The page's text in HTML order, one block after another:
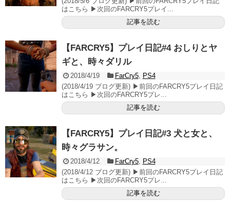
はこちら ▶次回のFARCRY5プレイ...
記事を読む
【FARCRY5】プレイ日記#4 おしりとヤ
ギと、時々ダリル
2018/4/19 FarCry5, PS4
(2018/4/19 ブログ更新) ▶前回のFARCRY5プレイ日記
はこちら ▶次回のFARCRY5プレ...
記事を読む
【FARCRY5】プレイ日記#3 犬と女と、
時々グラサン。
2018/4/12 FarCry5, PS4
(2018/4/12 ブログ更新) ▶前回のFARCRY5プレイ日記
はこちら ▶次回のFARCRY5プレ...
記事を読む